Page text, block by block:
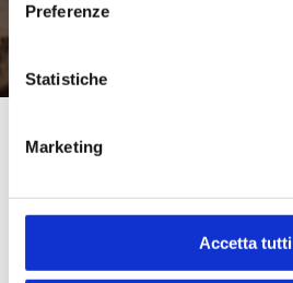
Preferenze
Statistiche
Marketing
Accetta tutti
Sgrassanti